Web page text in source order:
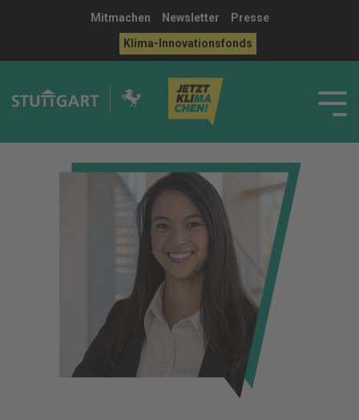
Mitmachen Newsletter
Presse
Klima-Innovationsfonds